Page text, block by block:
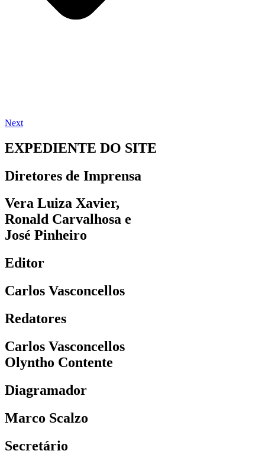
Next
EXPEDIENTE DO SITE
Diretores de Imprensa
Vera Luiza Xavier,
Ronald Carvalhosa e
José Pinheiro
Editor
Carlos Vasconcellos
Redatores
Carlos Vasconcellos
Olyntho Contente
Diagramador
Marco Scalzo
Secretário